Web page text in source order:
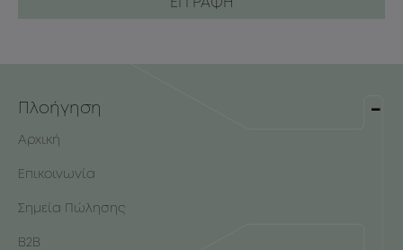
Πλοήγηση
Αρχική
Επικοινωνία
Σημεία Πώλησης
B2B